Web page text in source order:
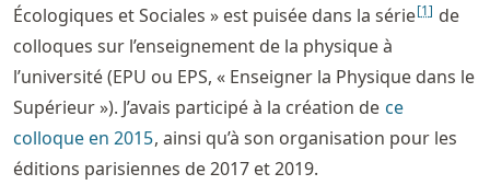
Écologiques et Sociales » est puisée dans la série[1] de
colloques sur l’enseignement de la physique à
l’université (EPU ou EPS, « Enseigner la Physique dans le
Supérieur »). J’avais participé à la création de ce
colloque en 2015, ainsi qu’à son organisation pour les
éditions parisiennes de 2017 et 2019.